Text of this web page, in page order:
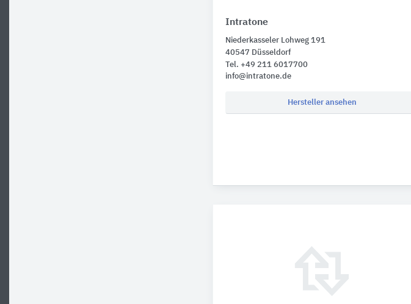
Intratone
Niederkasseler Lohweg 191
40547 Düsseldorf
Tel. +49 211 6017700
info@intratone.de
Hersteller ansehen